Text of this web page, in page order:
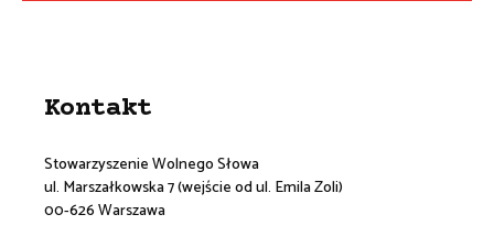
Kontakt
Stowarzyszenie Wolnego Słowa
ul. Marszałkowska 7 (wejście od ul. Emila Zoli)
00-626 Warszawa